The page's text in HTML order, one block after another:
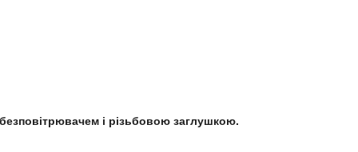
і різьбовою заглушкою.